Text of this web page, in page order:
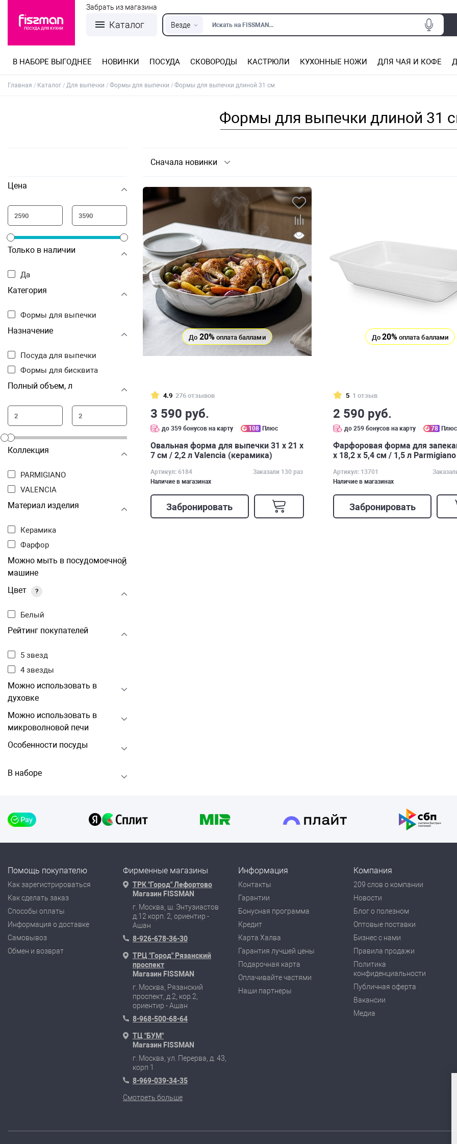
Каталог Везде Искать на FISSMAN...
Забрать из магазина
В НАБОРЕ ВЫГОДНЕЕ НОВИНКИ ПОСУДА СКОВОРОДЫ КАСТРЮЛИ КУХОННЫЕ НОЖИ ДЛЯ ЧАЯ И КОФЕ
Главная Каталог Для выпечки Формы для выпечки Формы для выпечки длиной 31 см
Формы для выпечки длиной 31
Цена
Только в наличии
Да
Категория
Формы для выпечки
Назначение
Посуда для выпечки
Формы для бисквита
Полный объем, л
Коллекция
PARMIGIANO
VALENCIA
Материал изделия
Керамика
Фарфор
Можно мыть в посудомоечной
машине
Цвет
?
Белый
Рейтинг покупателей
5 звезд
4 звезды
Можно использовать в
духовке
Можно использовать в
микроволновой печи
Особенности посуды
В наборе
Сначала новинки
До 20% оплата баллами
4.9 276 отзывов
3 590 руб.
до 359 бонусов на карту 108 Плюс
Овальная форма для выпечки 31 х 21 х
7 см / 2,2 л Valencia (керамика)
Артикул: 6184
Заказали 130 раз
Наличие в магазинах
Забронировать
До 20% оплата баллами
5 1 отзыв
2 590 руб.
до 259 бонусов на карту 78 Плюс
Фарфоровая форма для
х 18,2 х 5,4 см / 1,5 л Parmigiano
Артикул: 13701
Наличие в магазинах
Забронировать
Помощь покупателю
Как зарегистрироваться
Как сделать заказ
Способы оплаты
Информация о доставке
Самовывоз
Обмен и возврат
Фирменные магазины
ТРК "Город" Лефортово
Магазин FISSMAN
г. Москва, ш. Энтузиастов
д.12 корп. 2, ориентир -
Ашан
8-926-678-36-30
ТРЦ "Город" Рязанский
проспект
Магазин FISSMAN
г. Москва, Рязанский
проспект, д.2, кор.2,
ориентир - Ашан
8-968-500-68-64
ТЦ "БУМ"
Магазин FISSMAN
г. Москва, ул. Перерва, д. 43,
корп 1
8-969-039-34-35
Смотреть больше
Информация
Контакты
Гарантии
Бонусная программа
Кредит
Карта Халва
Гарантия лучшей цены
Подарочная карта
Оплачивайте частями
Наши партнеры
Компания
209 слов о компании
Новости
Блог о полезном
Оптовые поставки
Бизнес с нами
Правила продажи
Политика
конфиденциальности
Публичная оферта
Вакансии
Медиа